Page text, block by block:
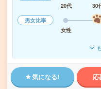
20代
30
男女比率
女性
気になる! 応